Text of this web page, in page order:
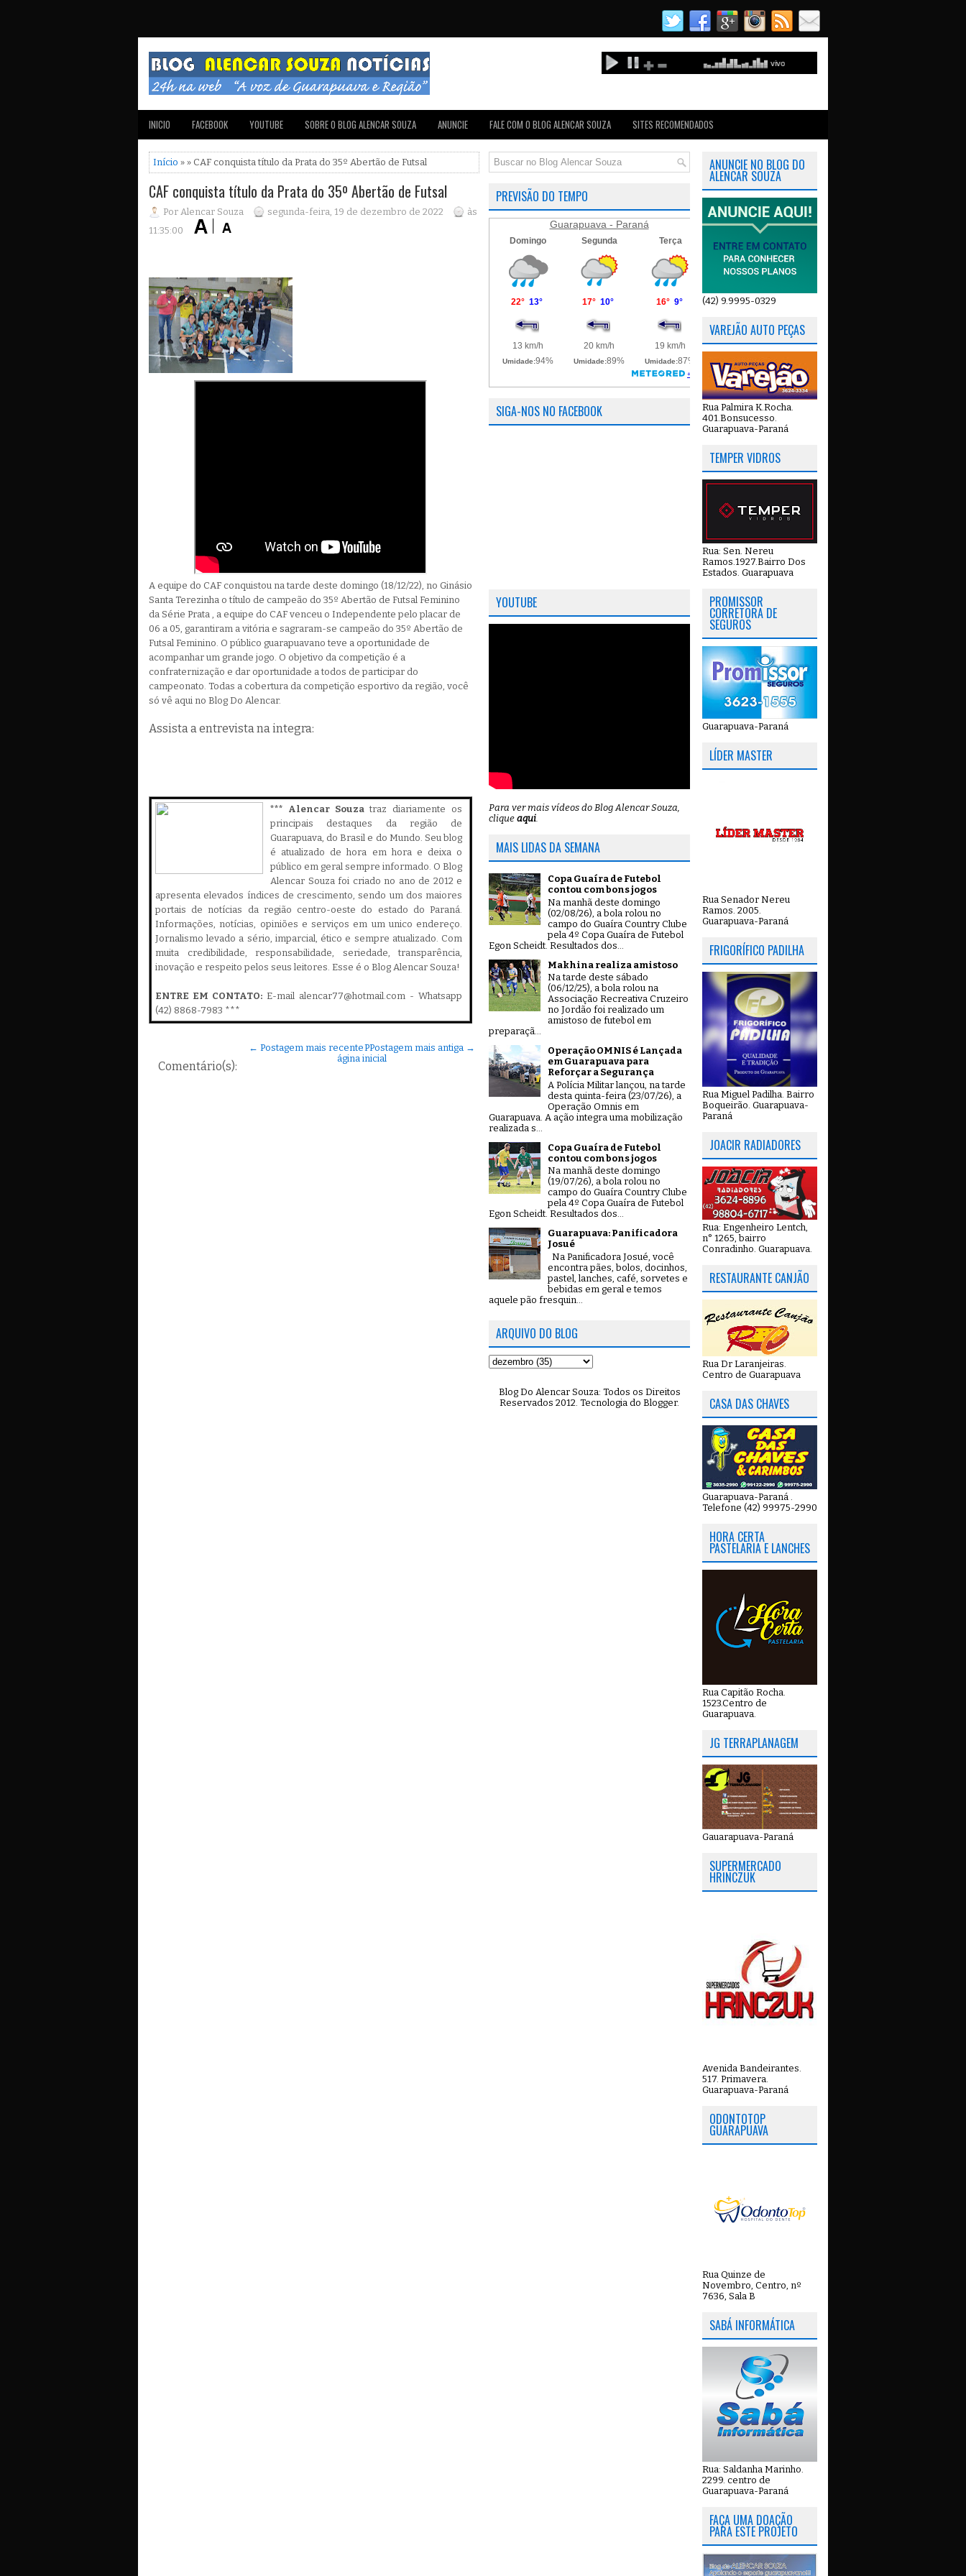
INICIO FACEBOOK YOUTUBE SOBRE O BLOG ALENCAR SOUZA ANUNCIE FALE COM O BLOG ALENCAR SOUZA SITES RECOMENDADOS
Início » » CAF conquista título da Prata do 35º Abertão de Futsal
CAF conquista título da Prata do 35º Abertão de Futsal
Por Alencar Souza segunda-feira, 19 de dezembro de 2022
às
11:35:00
A equipe do CAF conquistou na tarde deste domingo (18/12/22), no Ginásio
Santa Terezinha o título de campeão do 35º Abertão de Futsal Feminino
da Série Prata , a equipe do CAF venceu o Independente pelo placar de
06 a 05, garantiram a vitória e sagraram-se campeão do 35º Abertão de
Futsal Feminino. O público guarapuavano teve a oportunidade de
acompanhar um grande jogo. O objetivo da competição é a
confraternização e dar oportunidade a todos de participar do
campeonato. Todas a cobertura da competição esportivo da região, você
só vê aqui no Blog Do Alencar.
Assista a entrevista na integra:
*** Alencar Souzatraz diariamente os
principais destaques da região de
Guarapuava, do Brasil e do Mundo. Seu blog
é atualizado de hora em hora e deixa o
público em geral sempre informado. O Blog
Alencar Souza foi criado no ano de 2012 e
apresenta elevados índices de crescimento, sendo um dos maiores
portais de notícias da região centro-oeste do estado do Paraná.
Informações, notícias, opiniões e serviços em um unico endereço.
Jornalismo levado a sério, imparcial, ético e sempre atualizado. Com
muita credibilidade, responsabilidade, seriedade, transparência,
inovação e respeito pelos seus leitores. Esse é o Blog Alencar Souza!
ENTRE EM CONTATO: E-mail alencar77@hotmail.com - Whatsapp
(42) 8868-7983 ***
Comentário(s):
← Postagem mais recente Postagem mais antiga →
P
ágina inicial
PREVISÃO DO TEMPO
Guarapuava - Paraná
SIGA-NOS NO FACEBOOK
YOUTUBE
Para ver mais vídeos do Blog Alencar Souza,
clique aqui.
MAIS LIDAS DA SEMANA
Copa Guaíra de Futebol
contou com bons jogos
Na manhã deste domingo
(02/08/26), a bola rolou no
campo do Guaíra Country Clube
pela 4º Copa Guaíra de Futebol
Egon Scheidt. Resultados dos...
Makhina realiza amistoso
Na tarde deste sábado
(06/12/25), a bola rolou na
Associação Recreativa Cruzeiro
no Jordão foi realizado um
amistoso de futebol em
preparaçã...
Operação OMNIS é Lançada
em Guarapuava para
Reforçar a Segurança
A Polícia Militar lançou, na tarde
desta quinta-feira (23/07/26), a
Operação Omnis em
Guarapuava. A ação integra uma mobilização
realizada s...
Copa Guaíra de Futebol
contou com bons jogos
Na manhã deste domingo
(19/07/26), a bola rolou no
campo do Guaíra Country Clube
pela 4º Copa Guaíra de Futebol
Egon Scheidt. Resultados dos...
Guarapuava: Panificadora
Josué
Na Panificadora Josué, você
encontra pães, bolos, docinhos,
pastel, lanches, café, sorvetes e
bebidas em geral e temos
aquele pão fresquin...
ARQUIVO DO BLOG
Blog Do Alencar Souza: Todos os Direitos
Reservados 2012. Tecnologia do Blogger.
ANUNCIE NO BLOG DO
ALENCAR SOUZA
(42) 9.9995-0329
VAREJÃO AUTO PEÇAS
Rua Palmira K.Rocha.
401.Bonsucesso.
Guarapuava-Paraná
TEMPER VIDROS
Rua: Sen. Nereu
Ramos.1927.Bairro Dos
Estados. Guarapuava
PROMISSOR
CORRETORA DE
SEGUROS
Guarapuava-Paraná
LÍDER MASTER
Rua Senador Nereu
Ramos. 2005.
Guarapuava-Paraná
FRIGORÍFICO PADILHA
Rua Miguel Padilha. Bairro
Boqueirão. Guarapuava-
Paraná
JOACIR RADIADORES
Rua: Engenheiro Lentch,
n° 1265, bairro
Conradinho. Guarapuava.
RESTAURANTE CANJÃO
Rua Dr Laranjeiras.
Centro de Guarapuava
CASA DAS CHAVES
Guarapuava-Paraná .
Telefone (42) 99975-2990
HORA CERTA
PASTELARIA E LANCHES
Rua Capitão Rocha.
1523.Centro de
Guarapuava.
JG TERRAPLANAGEM
Gauarapuava-Paraná
SUPERMERCADO
HRINCZUK
Avenida Bandeirantes.
517. Primavera.
Guarapuava-Paraná
ODONTOTOP
GUARAPUAVA
Rua Quinze de
Novembro, Centro, nº
7636, Sala B
SABÁ INFORMÁTICA
Rua: Saldanha Marinho.
2299. centro de
Guarapuava-Paraná
FAÇA UMA DOAÇÃO
PARA ESTE PROJETO